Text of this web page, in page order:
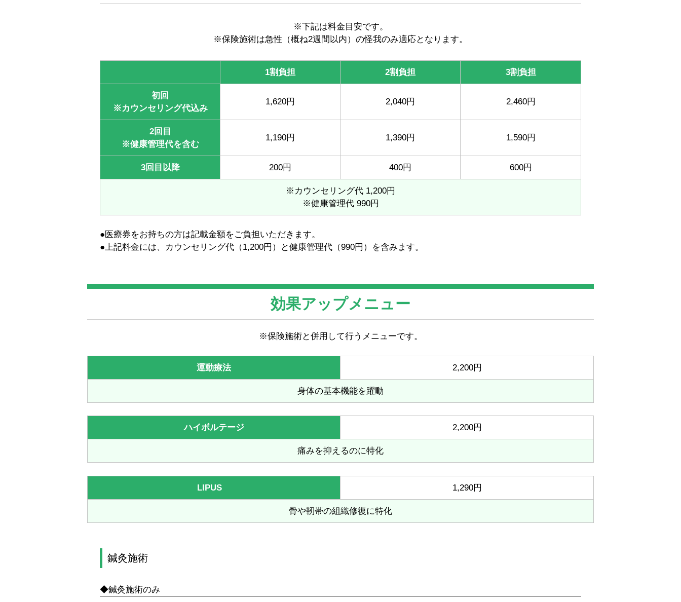
※下記は料金目安です。
※保険施術は急性（概ね2週間以内）の怪我のみ適応となります。
1割負担 2割負担 3割負担
初回
※カウンセリング代込み
1,620円 2,040円 2,460円
2回目
※健康管理代を含む
1,190円 1,390円 1,590円
3回目以降 200円 400円 600円
※カウンセリング代 1,200円
※健康管理代 990円
●医療券をお持ちの方は記載金額をご負担いただきます。
●上記料金には、カウンセリング代（1,200円）と健康管理代（990円）を含みます。
効果アップメニュー
※保険施術と併用して行うメニューです。
運動療法 2,200円
身体の基本機能を躍動
ハイボルテージ 2,200円
痛みを抑えるのに特化
LIPUS 1,290円
骨や靭帯の組織修復に特化
鍼灸施術
◆鍼灸施術のみ